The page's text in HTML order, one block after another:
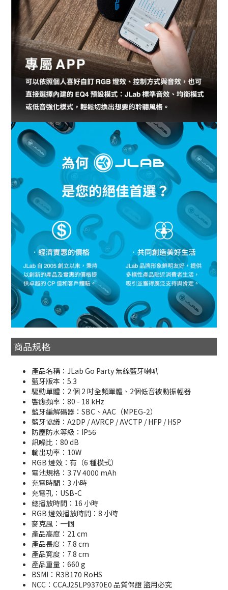
商品規格
產品名稱：JLab Go Party 無線藍牙喇叭
藍牙版本：5.3
驅動單體：2 個 2 吋全頻單體、2個低音被動振幅器
響應頻率：80 - 18 kHz
藍牙編解碼器：SBC、AAC（MPEG-2）
藍牙協議：A2DP / AVRCP / AVCTP / HFP / HSP
防塵防水等級：IP56
訊噪比：80 dB
輸出功率：10W
RGB 燈效：有（6 種模式）
電池規格：3.7V 4000 mAh
充電時間：3 小時
充電孔：USB-C
總播放時間：16 小時
RGB 燈效播放時間：8 小時
麥克風：一個
產品高度：21 cm
產品長度：7.8 cm
產品寬度：7.8 cm
產品重量：660 g
BSMI：R3B170 RoHS
NCC：CCAJ25LP9370E0 品質保證 盜用必究